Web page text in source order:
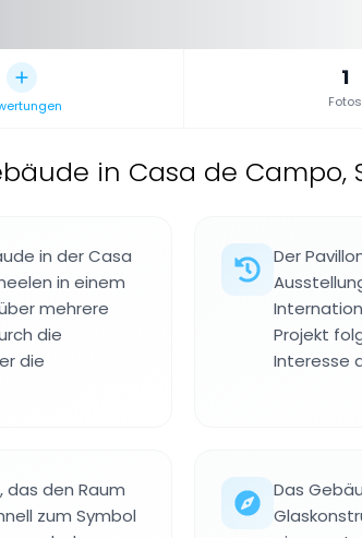
1
Fotos
in Casa de Campo,
in der Casa
in einem
mehrere
die
die
Der
Projekt
Interesse
das den Raum
zum Symbol
Das